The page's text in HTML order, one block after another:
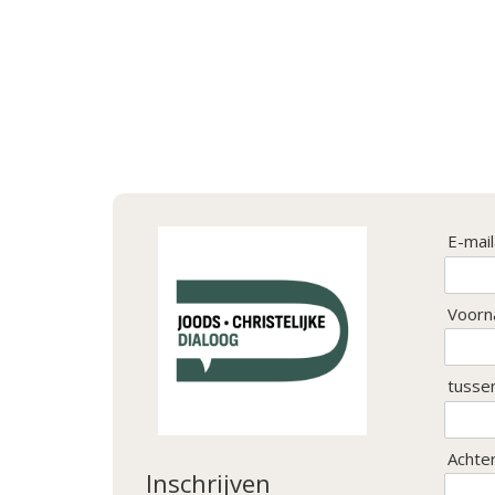
Inschrijven
E-